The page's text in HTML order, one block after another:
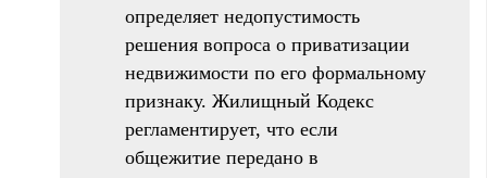
определяет недопустимость
решения вопроса о приватизации
недвижимости по его формальному
признаку. Жилищный Кодекс
регламентирует, что если
общежитие передано в